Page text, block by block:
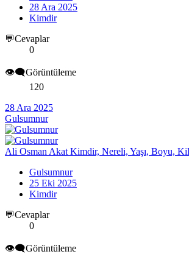
28 Ara 2025
Kimdir
💬Cevaplar
0
👁️‍🗨️Görüntüleme
120
28 Ara 2025
Gulsumnur
Ali Osman Akat Kimdir, Nereli, Yaşı, Boyu,
Gulsumnur
25 Eki 2025
Kimdir
💬Cevaplar
0
👁️‍🗨️Görüntüleme